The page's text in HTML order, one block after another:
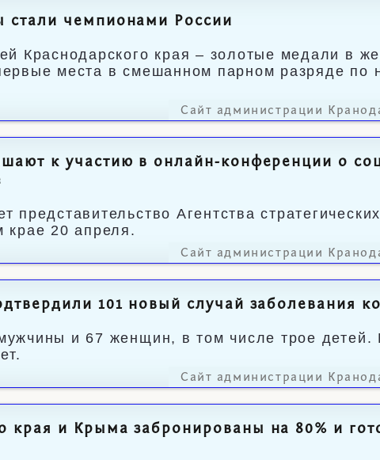
стали чемпионами России
Краснодарского края – золотые медали в
места в смешанном парном разряде по
Сайт администрации
к участию в онлайн-конференции о
представительство Агентства
крае 20 апреля.
Сайт администрации
101 новый случай заболевания
и 67 женщин, в том числе трое детей.
Сайт администрации
края и Крыма забронированы на 80% и